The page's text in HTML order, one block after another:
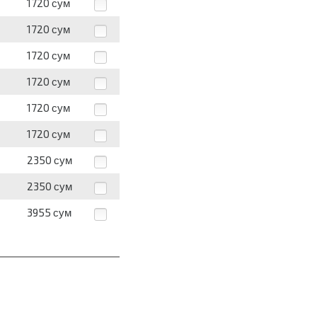
1720 сум
1720 сум
1720 сум
1720 сум
1720 сум
1720 сум
2350 сум
2350 сум
3955 сум